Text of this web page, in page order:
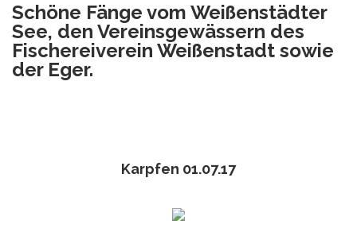
Schöne Fänge vom Weißenstädter
See, den Vereinsgewässern des
Fischereiverein Weißenstadt sowie
der Eger.
Karpfen 01.07.17